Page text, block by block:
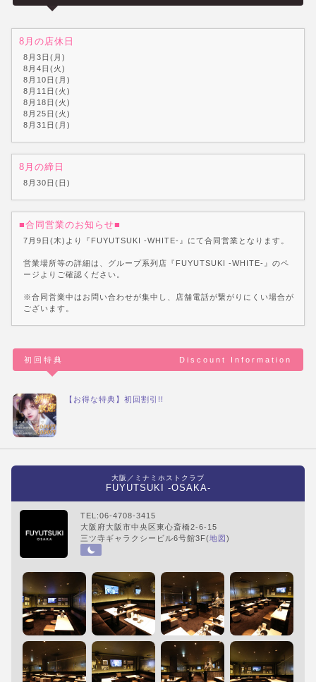
8月の店休日
8月3日(月)
8月4日(火)
8月10日(月)
8月11日(火)
8月18日(火)
8月25日(火)
8月31日(月)
8月の締日
8月30日(日)
■合同営業のお知らせ■
7月9日(木)より『FUYUTSUKI -WHITE-』にて合同営業となります。
営業場所等の詳細は、グループ系列店『FUYUTSUKI -WHITE-』のペ
ージよりご確認ください。
※合同営業中はお問い合わせが集中し、店舗電話が繋がりにくい場合が
ございます。
Discount Information
初回特典
【お得な特典】初回割引!!
大阪／ミナミホストクラブ
FUYUTSUKI -OSAKA-
TEL:06-4708-3415
大阪府大阪市中央区東心斎橋2-6-15
三ツ寺ギャラクシービル6号館3F(地図 )